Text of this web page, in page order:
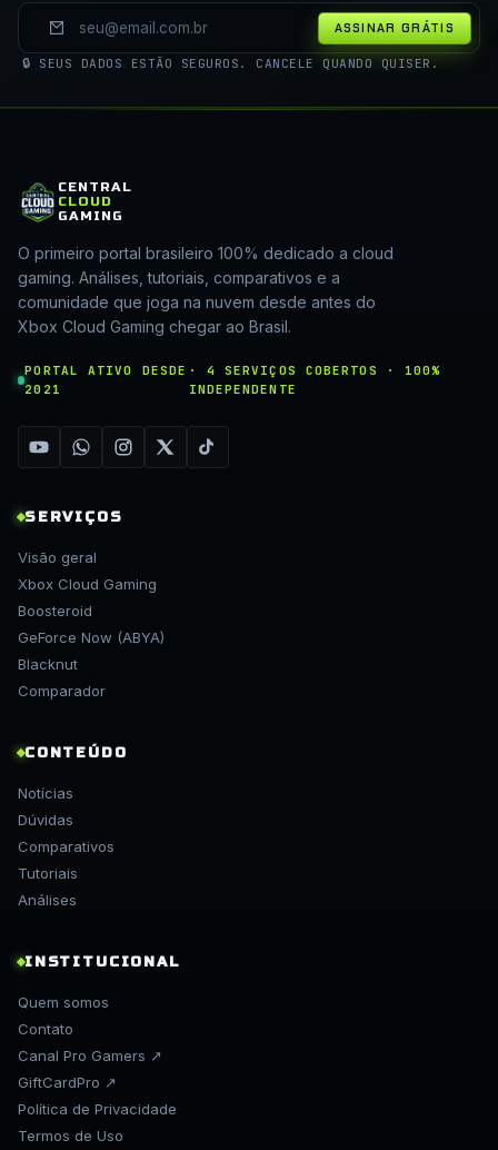
ASSINAR GRÁTIS
🔒 SEUS DADOS ESTÃO SEGUROS. CANCELE QUANDO QUISER.
CENTRAL
CLOUD
GAMING
O primeiro portal brasileiro 100% dedicado a cloud
gaming. Análises, tutoriais, comparativos e a
comunidade que joga na nuvem desde antes do
Xbox Cloud Gaming chegar ao Brasil.
PORTAL ATIVO DESDE
2021
· 4 SERVIÇOS COBERTOS · 100%
INDEPENDENTE
SERVIÇOS
Visão geral
Xbox Cloud Gaming
Boosteroid
GeForce Now (ABYA)
Blacknut
Comparador
CONTEÚDO
Notícias
Dúvidas
Comparativos
Tutoriais
Análises
INSTITUCIONAL
Quem somos
Contato
Canal Pro Gamers ↗
GiftCardPro ↗
Política de Privacidade
Termos de Uso